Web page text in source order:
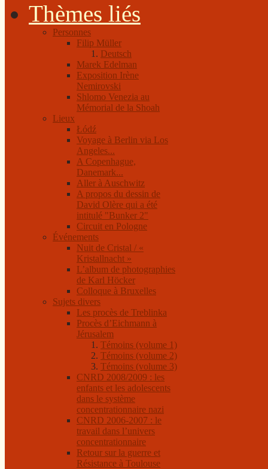
Thèmes liés
Personnes
Filip Müller
Deutsch
Marek Edelman
Exposition Irène
Nemirovski
Shlomo Venezia au
Mémorial de la Shoah
Lieux
Łódź
Voyage à Berlin via Los
Angeles...
A Copenhague,
Danemark...
Aller à Auschwitz
A propos du dessin de
David Olère qui a été
intitulé "Bunker 2"
Circuit en Pologne
Événements
Nuit de Cristal / «
Kristallnacht »
L’album de photographies
de Karl Höcker
Colloque à Bruxelles
Sujets divers
Les procès de Treblinka
Procès d’Eichmann à
Jérusalem
Témoins (volume 1)
Témoins (volume 2)
Témoins (volume 3)
CNRD 2008/2009 : les
enfants et les adolescents
dans le système
concentrationnaire nazi
CNRD 2006-2007 : le
travail dans l’univers
concentrationnaire
Retour sur la guerre et
Résistance à Toulouse